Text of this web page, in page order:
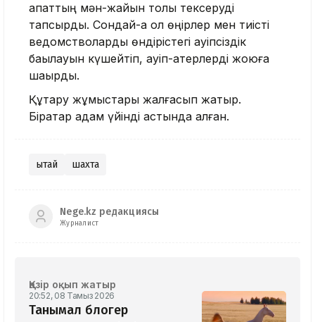
апаттың мән-жайын толық тексеруді
тапсырды. Сондай-ақ ол өңірлер мен тиісті
ведомстволарды өндірістегі қауіпсіздік
бақылауын күшейтіп, қауіп-қатерлерді жоюға
шақырды.
Құтқару жұмыстары жалғасып жатыр.
Бірқатар адам үйінді астында қалған.
Қытай шахта
Nege.kz редакциясы
Журналист
Қазір оқып жатыр
20:52, 08 Тамыз 2026
Танымал блогер